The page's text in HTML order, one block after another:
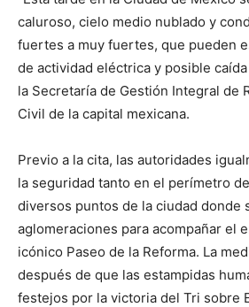
caluroso, cielo medio nublado y
fuertes a muy fuertes, que pueden
de actividad eléctrica y posible
la Secretaría de Gestión Integral de
Civil de la capital mexicana.
Previo a la cita, las autoridades
la seguridad tanto en el perímetro
diversos puntos de la ciudad donde
aglomeraciones para acompañar el
icónico Paseo de la Reforma. La
después de que las estampidas
festejos por la victoria del Tri sobre